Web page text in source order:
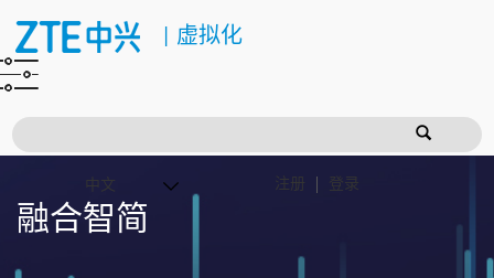
虚拟化
注册 登录
融合智简